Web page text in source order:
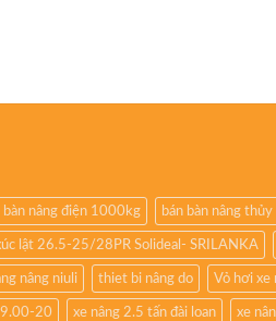
bàn nâng điện 1000kg bán bàn nâng
lật 26.5-25/28PR Solideal- SRILANKA
nâng niuli thiet bi nâng do Vỏ hơi xe
9.00-20 xe nâng 2.5 tấn đài loan xe